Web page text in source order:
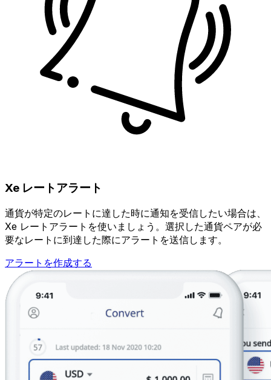
Xe レートアラート
通貨が特定のレートに達した時に通知を受信したい場合は、
Xe レートアラートを使いましょう。選択した通貨ペアが必
要なレートに到達した際にアラートを送信します。
アラートを作成する